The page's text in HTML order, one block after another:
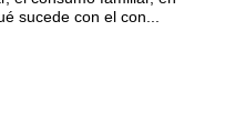
sucede con el con...